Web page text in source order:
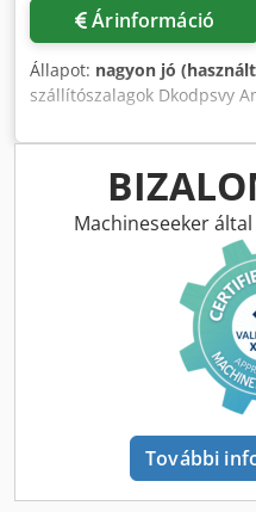
Árinformáció
Állapot: nagyon jó
szállítószalagok Dkodpsvy
szállítószalagok Típus: N-
méter H. 0,95 méterig
Machineseeker
További